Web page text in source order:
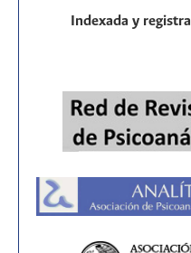
Indexada y